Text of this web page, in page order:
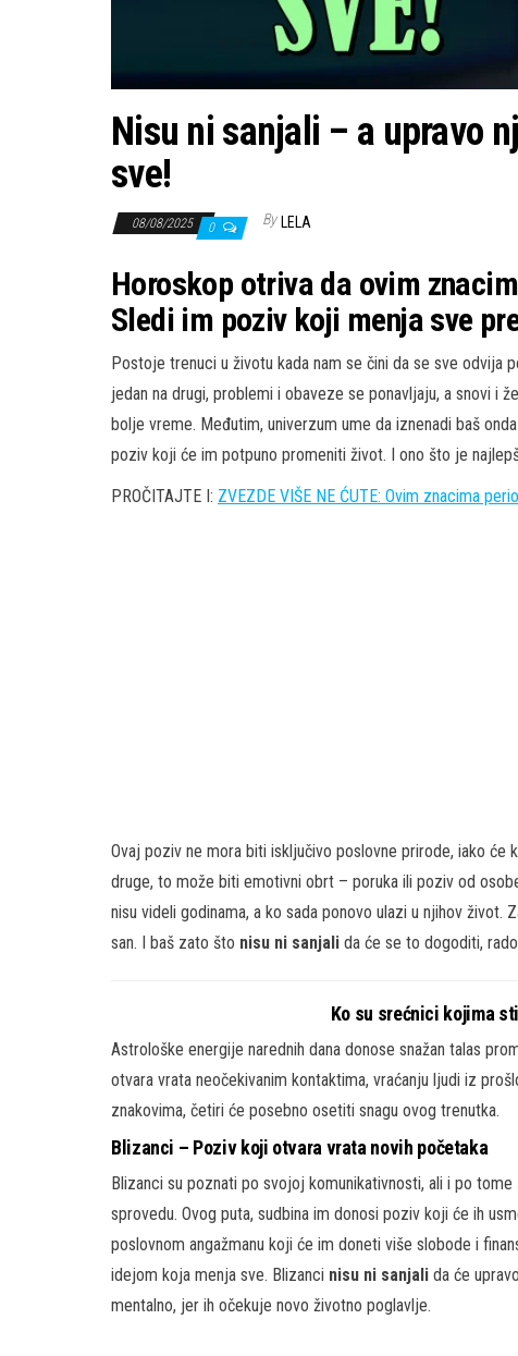
Nisu ni sanjali – a upravo
sve!
08/08/2025 0 By LELA
Horoskop otriva da ovim
Sledi im poziv koji menja sve
Postoje trenuci u životu kada nam se čini da se sve odvija
jedan na drugi, problemi i obaveze se ponavljaju, a snovi i
bolje vreme. Međutim, univerzum ume da iznenadi baš
poziv koji će im potpuno promeniti život. I ono što je
PROČITAJTE I: ZVEZDE VIŠE NE ĆUTE: Ovim znacima
Ovaj poziv ne mora biti isključivo poslovne prirode, iako će
druge, to može biti emotivni obrt – poruka ili poziv od
nisu videli godinama, a ko sada ponovo ulazi u njihov
san. I baš zato što nisu ni sanjali da će se to dogoditi,
Ko su srećnici kojima
Astrološke energije narednih dana donose snažan talas
otvara vrata neočekivanim kontaktima, vraćanju ljudi iz
znakovima, četiri će posebno osetiti snagu ovog trenutka.
Blizanci – Poziv koji otvara vrata novih početaka
Blizanci su poznati po svojoj komunikativnosti, ali i po
sprovedu. Ovog puta, sudbina im donosi poziv koji će ih
poslovnom angažmanu koji će im doneti više slobode i
idejom koja menja sve. Blizanci nisu ni sanjali da će
mentalno, jer ih očekuje novo životno poglavlje.